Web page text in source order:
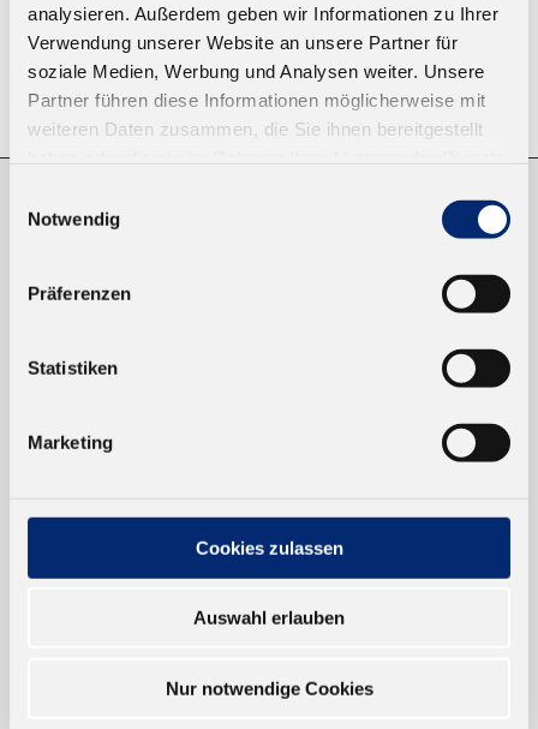
analysieren. Außerdem geben wir Informationen zu Ihrer
Verwendung unserer Website an unsere Partner für
soziale Medien, Werbung und Analysen weiter. Unsere
Partner führen diese Informationen möglicherweise mit
weiteren Daten zusammen, die Sie ihnen bereitgestellt
Notwendig
Präferenzen
Statistiken
Marketing
Cookies zulassen
Auswahl erlauben
Nur notwendige Cookies
© KLEIBERIT SE & CO. KG, Max-Becker-Str. 4, 76356 Weingarten,
Germany
EINKAUFEN
VERSAND UND ZAHLUNG
EINFACH BEZAHLEN
TRUSTED SHOP